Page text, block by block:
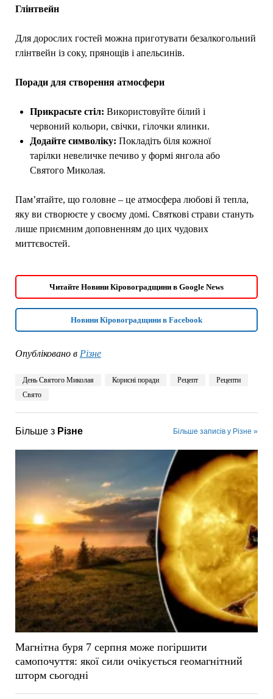
Глінтвейн
Для дорослих гостей можна приготувати безалкогольний
глінтвейн із соку, прянощів і апельсинів.
Поради для створення атмосфери
Прикрасьте стіл: Використовуйте білий і
червоний кольори, свічки, гілочки ялинки.
Додайте символіку: Покладіть біля кожної
тарілки невеличке печиво у формі янгола або
Святого Миколая.
Пам’ятайте, що головне – це атмосфера любові й тепла,
яку ви створюєте у своєму домі. Святкові страви стануть
лише приємним доповненням до цих чудових
миттєвостей.
Читайте Новини Кіровоградщини в Google News
Новини Кіровоградщини в Facebook
Опубліковано в Різне
День Святого Миколая Корисні поради Рецепт
Рецепти
Свято
Більше з Різне Більше записів у Різне »
Магнітна буря 7 серпня може погіршити
самопочуття: якої сили очікується геомагнітний
шторм сьогодні